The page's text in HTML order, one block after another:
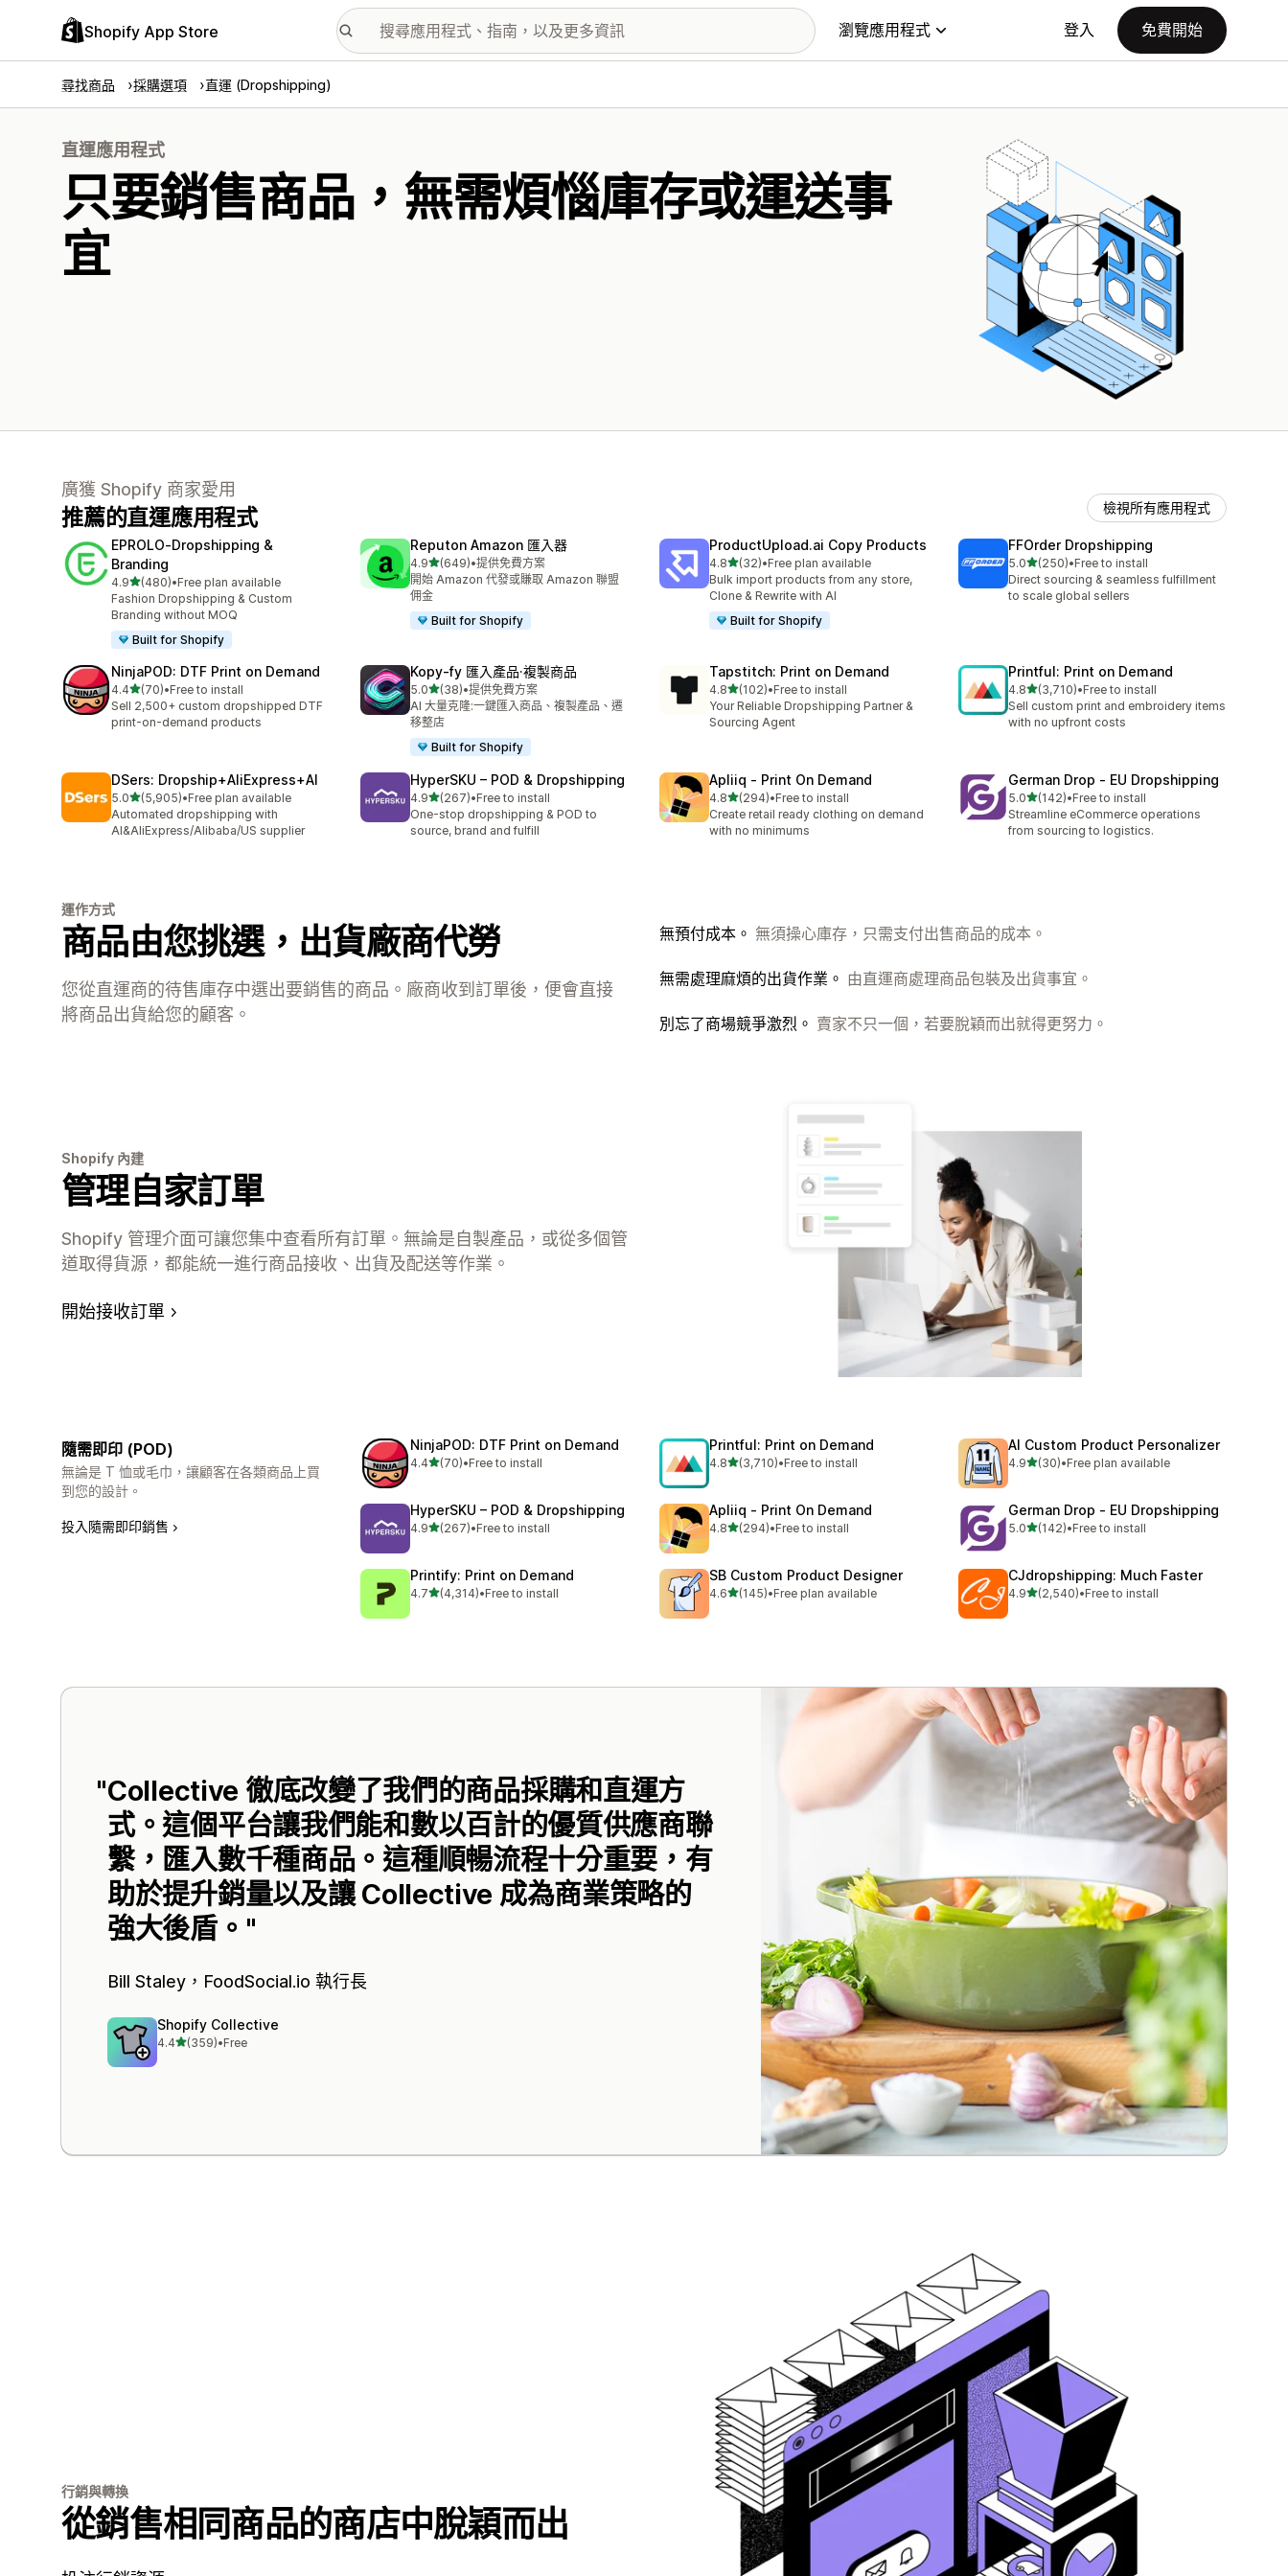
Shopify App Store 瀏覽應用程式 登入 免費開始
尋找商品 採購選項 直運 (Dropshipping)
直運應用程式
只要銷售商品，無需煩惱庫存或運送事
宜
廣獲 Shopify 商家愛用
推薦的直運應用程式 檢視所有應用程式
EPROLO‑Dropshipping &
Branding
4.9滿分 5 顆星
(480)
共有 480 則評價
•Free plan available
Fashion Dropshipping & Custom
Branding without MOQ
Built for Shopify
Reputon Amazon 匯入器
4.9滿分 5 顆星
(649)
共有 649 則評價
•提供免費方案
開始 Amazon 代發或賺取 Amazon 聯盟
佣金
Built for Shopify
ProductUpload.ai Copy Products
4.8滿分 5 顆星
(32)
共有 32 則評價
•Free plan available
Bulk import products from any store,
Clone & Rewrite with AI
Built for Shopify
FFOrder Dropshipping
5.0滿分 5 顆星
(250)
共有 250 則評價
•Free to install
Direct sourcing & seamless fulfillment
to scale global sellers
NinjaPOD: DTF Print on Demand
4.4滿分 5 顆星
(70)
共有 70 則評價
•Free to install
Sell 2,500+ custom dropshipped DTF
print-on-demand products
Kopy‑fy 匯入產品·複製商品
5.0滿分 5 顆星
(38)
共有 38 則評價
•提供免費方案
AI 大量克隆:一鍵匯入商品、複製產品、遷
移整店
Built for Shopify
Tapstitch: Print on Demand
4.8滿分 5 顆星
(102)
共有 102 則評價
•Free to install
Your Reliable Dropshipping Partner &
Sourcing Agent
Printful: Print on Demand
4.8滿分 5 顆星
(3,710)
共有 3710 則評價
•Free to install
Sell custom print and embroidery items
with no upfront costs
DSers: Dropship+AliExpress+AI
5.0滿分 5 顆星
(5,905)
共有 5905 則評價
•Free plan available
Automated dropshipping with
AI&AliExpress/Alibaba/US supplier
HyperSKU – POD & Dropshipping
4.9滿分 5 顆星
(267)
共有 267 則評價
•Free to install
One-stop dropshipping & POD to
source, brand and fulfill
Apliiq ‑ Print On Demand
4.8滿分 5 顆星
(294)
共有 294 則評價
•Free to install
Create retail ready clothing on demand
with no minimums
German Drop ‑ EU Dropshipping
5.0滿分 5 顆星
(142)
共有 142 則評價
•Free to install
Streamline eCommerce operations
from sourcing to logistics.
運作方式
商品由您挑選，出貨廠商代勞
您從直運商的待售庫存中選出要銷售的商品。廠商收到訂單後，便會直接
將商品出貨給您的顧客。
無預付成本。 無須操心庫存，只需支付出售商品的成本。
無需處理麻煩的出貨作業。 由直運商處理商品包裝及出貨事宜。
別忘了商場競爭激烈。 賣家不只一個，若要脫穎而出就得更努力。
Shopify 內建
管理自家訂單
Shopify 管理介面可讓您集中查看所有訂單。無論是自製產品，或從多個管
道取得貨源，都能統一進行商品接收、出貨及配送等作業。
開始接收訂單
隨需即印 (POD)
無論是 T 恤或毛巾，讓顧客在各類商品上買
到您的設計。
投入隨需即印銷售
NinjaPOD: DTF Print on Demand
4.4滿分 5 顆星
(70)
共有 70 則評價
•Free to install
Printful: Print on Demand
4.8滿分 5 顆星
(3,710)
共有 3710 則評價
•Free to install
AI Custom Product Personalizer
4.9滿分 5 顆星
(30)
共有 30 則評價
•Free plan available
HyperSKU – POD & Dropshipping
4.9滿分 5 顆星
(267)
共有 267 則評價
•Free to install
Apliiq ‑ Print On Demand
4.8滿分 5 顆星
(294)
共有 294 則評價
•Free to install
German Drop ‑ EU Dropshipping
5.0滿分 5 顆星
(142)
共有 142 則評價
•Free to install
Printify: Print on Demand
4.7滿分 5 顆星
(4,314)
共有 4314 則評價
•Free to install
SB Custom Product Designer
4.6滿分 5 顆星
(145)
共有 145 則評價
•Free plan available
CJdropshipping: Much Faster
4.9滿分 5 顆星
(2,540)
共有 2540 則評價
•Free to install
Collective 徹底改變了我們的商品採購和直運方
式。這個平台讓我們能和數以百計的優質供應商聯
繫，匯入數千種商品。這種順暢流程十分重要，有
助於提升銷量以及讓 Collective 成為商業策略的
強大後盾。
Bill Staley， FoodSocial.io 執行長
Shopify Collective
4.4滿分 5 顆星
(359)
共有 359 則評價
•Free
行銷與轉換
從銷售相同商品的商店中脫穎而出